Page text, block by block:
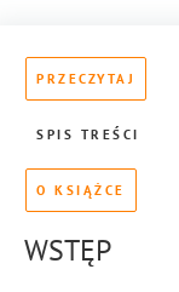
PRZECZYTAJ
SPIS TREŚCI
O KSIĄŻCE
WSTĘP